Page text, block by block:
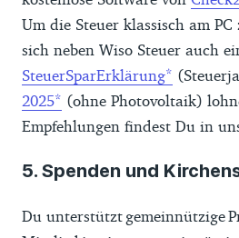
Um die Steuer klassisch am
sich neben Wiso Steuer auch
SteuerSparErklärung
2025
(ohne Photovoltaik)
Empfehlungen findest Du in
5. Spenden und
Du unterstützt gemeinnützige